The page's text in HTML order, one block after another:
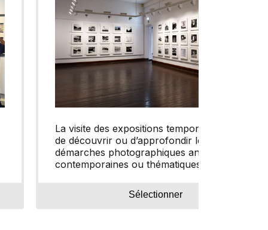
La visite des expositions temporaires permet
de découvrir ou d’approfondir les
démarches photographiques anciennes,
contemporaines ou thématiques selon une
Sélectionner